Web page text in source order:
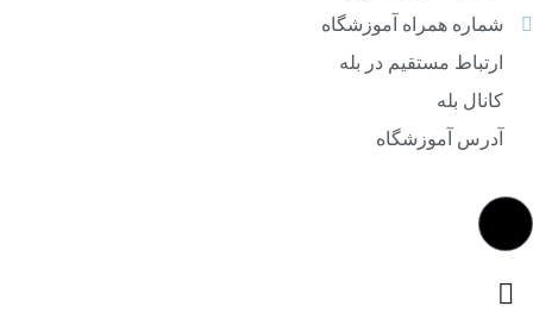
شماره همراه آموزشگاه
ارتباط مستقیم در بله
کانال بله
آدرس آموزشگاه